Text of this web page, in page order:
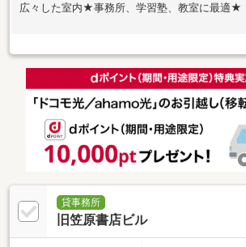
広々した室内★事務所、学習塾、教室に最適★
貸事務所
旧笠原書店ビル